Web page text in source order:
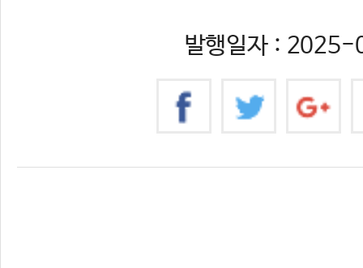
발행일자 :